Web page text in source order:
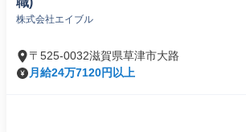
株式会社エイブル
〒525-0032滋賀県草津市大路
月給24万7120円以上